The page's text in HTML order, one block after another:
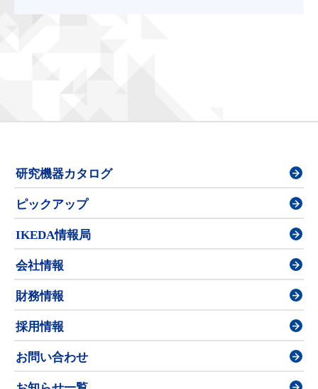
研究機器カタログ
ピックアップ
IKEDA情報局
会社情報
財務情報
採用情報
お問い合わせ